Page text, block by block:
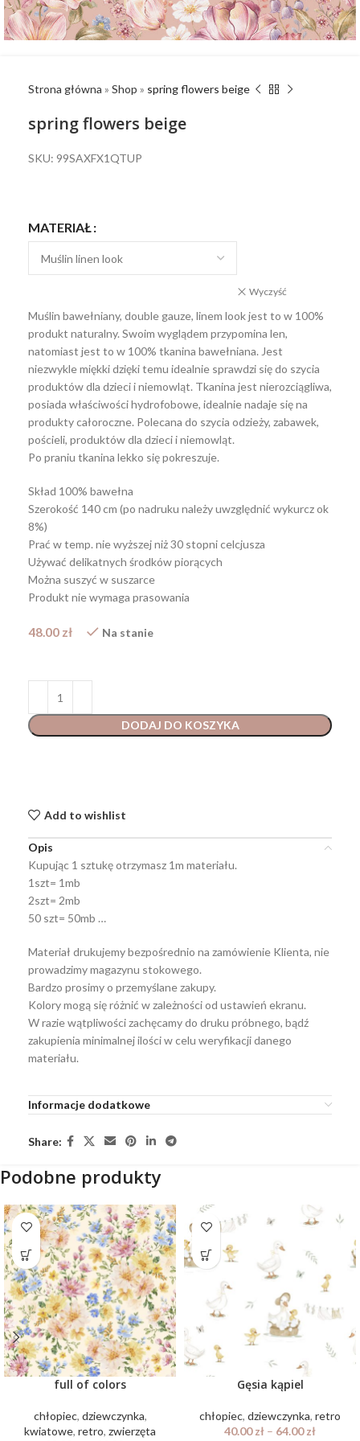
Strona główna » Shop » spring flowers beige
spring flowers beige
SKU: 99SAXFX1QTUP
MATERIAŁ
Wyczyść
Muślin bawełniany, double gauze, linem look jest to w 100%
produkt naturalny. Swoim wyglądem przypomina len,
natomiast jest to w 100% tkanina bawełniana. Jest
niezwykle miękki dzięki temu idealnie sprawdzi się do szycia
produktów dla dzieci i niemowląt. Tkanina jest nierozciągliwa,
posiada właściwości hydrofobowe, idealnie nadaje się na
produkty całoroczne. Polecana do szycia odzieży, zabawek,
pościeli, produktów dla dzieci i niemowląt.
Po praniu tkanina lekko się pokreszuje.
Skład 100% bawełna
Szerokość 140 cm (po nadruku należy uwzględnić wykurcz ok
8%)
Prać w temp. nie wyższej niż 30 stopni celcjusza
Używać delikatnych środków piorących
Można suszyć w suszarce
Produkt nie wymaga prasowania
48.00 zł Na stanie
DODAJ DO KOSZYKA
Add to wishlist
Opis
Kupując 1 sztukę otrzymasz 1m materiału.
1szt= 1mb
2szt= 2mb
50 szt= 50mb …
Materiał drukujemy bezpośrednio na zamówienie Klienta, nie
prowadzimy magazynu stokowego.
Bardzo prosimy o przemyślane zakupy.
Kolory mogą się różnić w zależności od ustawień ekranu.
W razie wątpliwości zachęcamy do druku próbnego, bądź
zakupienia minimalnej ilości w celu weryfikacji danego
materiału.
Informacje dodatkowe
Share:
Podobne produkty
full of colors
chłopiec, dziewczynka,
kwiatowe, retro, zwierzęta
Gęsia kąpiel
chłopiec, dziewczynka, retro
40.00zł – 64.00zł